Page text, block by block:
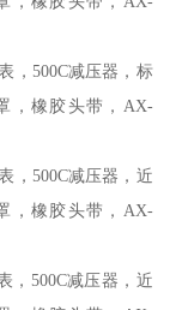
500C减压器，标
，橡胶头带，AX-
500C减压器，近
，橡胶头带，AX-
500C减压器，近